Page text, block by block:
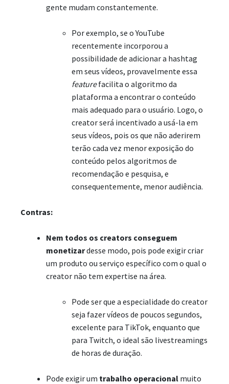
gente mudam constantemente.
Por exemplo, se o YouTube
recentemente incorporou a
possibilidade de adicionar a hashtag
em seus vídeos, provavelmente essa
featurefacilita o algoritmo da
plataforma a encontrar o conteúdo
mais adequado para o usuário. Logo, o
creator será incentivado a usá-la em
seus vídeos, pois os que não aderirem
terão cada vez menor exposição do
conteúdo pelos algoritmos de
recomendação e pesquisa, e
consequentemente, menor audiência.
Contras:
Nem todos os creators conseguem
monetizardesse modo, pois pode exigir criar
um produto ou serviço específico com o qual o
creator não tem expertise na área.
Pode ser que a especialidade do creator
seja fazer vídeos de poucos segundos,
excelente para TikTok, enquanto que
para Twitch, o ideal são livestreamings
de horas de duração.
Pode exigir um trabalho operacional muito